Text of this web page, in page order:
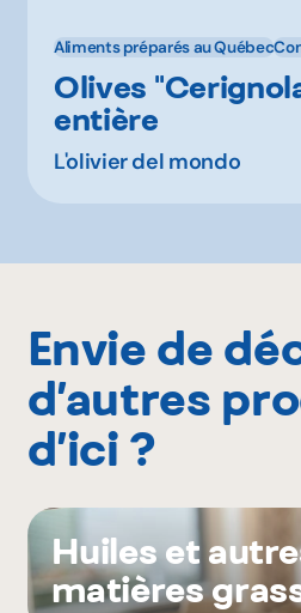
Aliments préparés au Québec
Olives
entière
L'olivier del mondo
Envie de
d’autres
d’ici ?
Huiles et
matières